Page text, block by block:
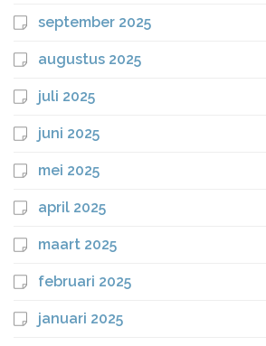
september 2025
augustus 2025
juli 2025
juni 2025
mei 2025
april 2025
maart 2025
februari 2025
januari 2025